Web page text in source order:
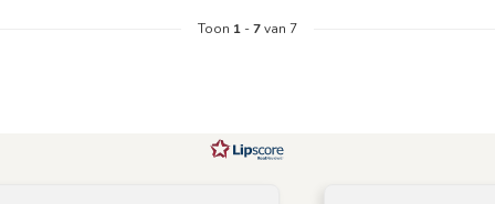
Toon 1 -7van 7